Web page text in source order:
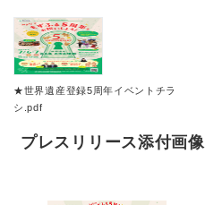
★世界遺産登録5周年イベントチラ
シ.pdf
プレスリリース添付画像